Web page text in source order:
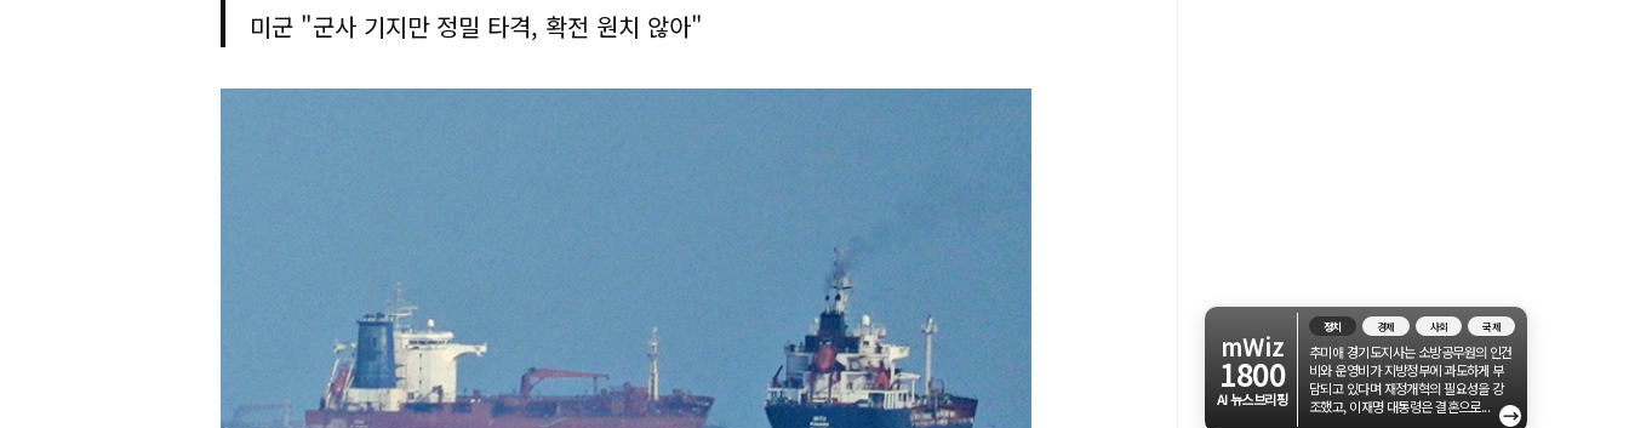
미군 "군사 기지만 정밀 타격, 확전 원치 않아"
mWiz
1800
AI 뉴스브리핑
정치 경제 사회 국제
추미애 경기도지사는 소방공무원의 인건
비와 운영비가 지방정부에 과도하게 부
담되고 있다며 재정개혁의 필요성을 강
조했고, 이재명 대통령은 결혼으로...
→